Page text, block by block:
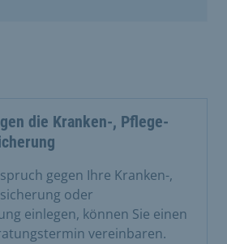
die Kranken-, Pflege-
gegen Ihre Kranken-,
oder
einlegen, können Sie einen
vereinbaren.